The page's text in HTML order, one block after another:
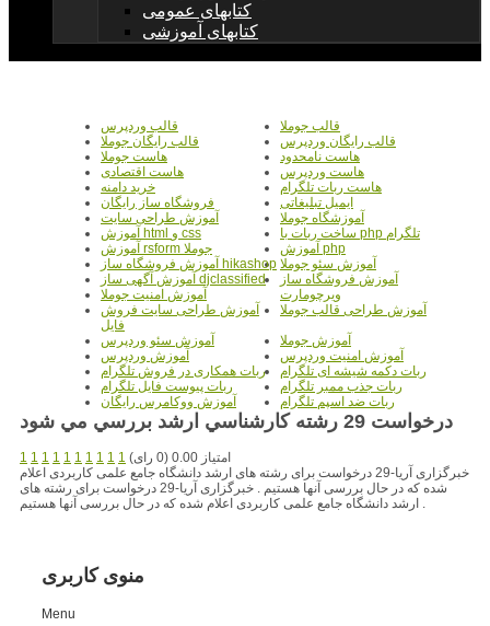
کتابهای عمومی
کتابهای آموزشی
قالب جوملا
قالب وردپرس
قالب رایگان وردپرس
قالب رایگان جوملا
هاست نامحدود
هاست جوملا
هاست وردپرس
هاست اقتصادی
هاست ربات تلگرام
خرید دامنه
ایمیل تبلیغاتی
فروشگاه ساز رایگان
آموزشگاه جوملا
آموزش طراحی سایت
ساخت ربات با php تلگرام
آموزش html و css
آموزش php
آموزش rsform جوملا
آموزش سئو جوملا آموزش فروشگاه ساز hikashop
آموزش فروشگاه ساز
ویرچومارت
آموزش آگهی ساز djclassified
آموزش امنیت جوملا
آموزش طراحی قالب جوملا
آموزش طراحی سایت فروش
فایل
آموزش جوملا
آموزش سئو وردپرس
آموزش امنیت وردپرس
آموزش وردپرس
ربات دکمه شیشه ای تلگرام
ربات همکاری در فروش تلگرام
ربات جذب ممبر تلگرام
ربات پیوست فایل تلگرام
ربات ضد اسپم تلگرام
آموزش ووکامرس رایگان
درخواست 29 رشته کارشناسي ارشد بررسي مي شود
1 1 1 1 1 1 1 1 1 1
امتیاز 0.00 (0 رای)
خبرگزاری آریا-29 درخواست برای رشته های ارشد دانشگاه جامع علمی کاربردی اعلام
شده که در حال بررسی آنها هستیم . خبرگزاری آریا-29 درخواست برای رشته های
ارشد دانشگاه جامع علمی کاربردی اعلام شده که در حال بررسی آنها هستیم .
منوی کاربری
Menu